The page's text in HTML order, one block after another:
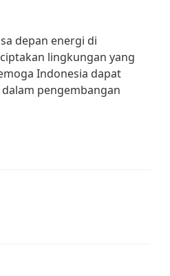
depan energi di
lingkungan yang
Indonesia dapat
pengembangan